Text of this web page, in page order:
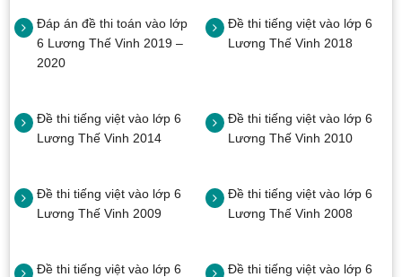
Đáp án đề thi toán vào lớp
6 Lương Thế Vinh 2019 –
2020
Đề thi tiếng việt vào lớp 6
Lương Thế Vinh 2018
Đề thi tiếng việt vào lớp 6
Lương Thế Vinh 2014
Đề thi tiếng việt vào lớp 6
Lương Thế Vinh 2010
Đề thi tiếng việt vào lớp 6
Lương Thế Vinh 2009
Đề thi tiếng việt vào lớp 6
Lương Thế Vinh 2008
Đề thi tiếng việt vào lớp 6
Đề thi tiếng việt vào lớp 6